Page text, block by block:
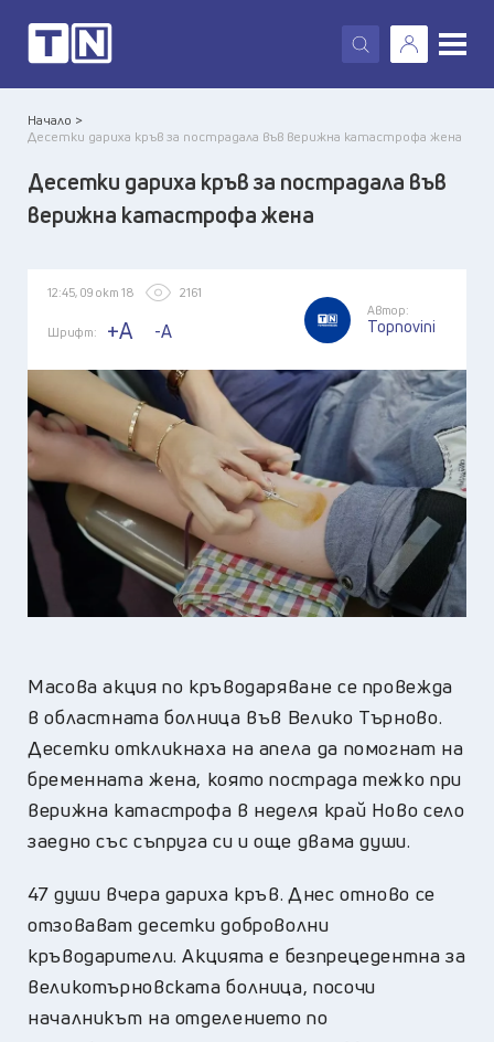
X
Начало >
Десетки дариха кръв за пострадала във верижна катастрофа жена
Десетки дариха кръв за пострадала във
верижна катастрофа жена
12:45, 09 окт 18 2161
Шрифт: +A -A
Автор:
Topnovini
Масова акция по кръводаряване се провежда
в областната болница във Велико Търново.
Десетки откликнаха на апела да помогнат на
бременната жена, която пострада тежко при
верижна катастрофа в неделя край Ново село
заедно със съпруга си и още двама души.
47 души вчера дариха кръв. Днес отново се
отзовават десетки доброволни
кръводарители. Акцията е безпрецедентна за
великотърновската болница, посочи
началникът на отделението по